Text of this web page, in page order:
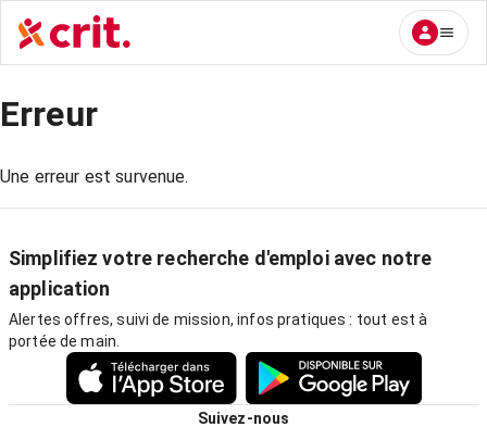
Erreur
Une erreur est survenue.
Simplifiez votre recherche d'emploi avec notre
application
Alertes offres, suivi de mission, infos pratiques : tout est à
portée de main.
Suivez-nous